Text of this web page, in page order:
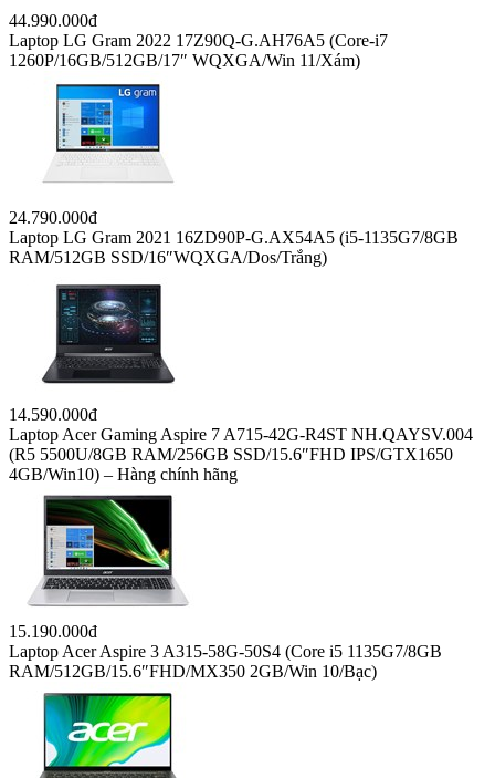
44.990.000đ
Laptop LG Gram 2022 17Z90Q-G.AH76A5 (Core-i7
1260P/16GB/512GB/17″ WQXGA/Win 11/Xám)
24.790.000đ
Laptop LG Gram 2021 16ZD90P-G.AX54A5 (i5-1135G7/8GB
RAM/512GB SSD/16″WQXGA/Dos/Trắng)
14.590.000đ
Laptop Acer Gaming Aspire 7 A715-42G-R4ST NH.QAYSV.004
(R5 5500U/8GB RAM/256GB SSD/15.6″FHD IPS/GTX1650
4GB/Win10) – Hàng chính hãng
15.190.000đ
Laptop Acer Aspire 3 A315-58G-50S4 (Core i5 1135G7/8GB
RAM/512GB/15.6″FHD/MX350 2GB/Win 10/Bạc)